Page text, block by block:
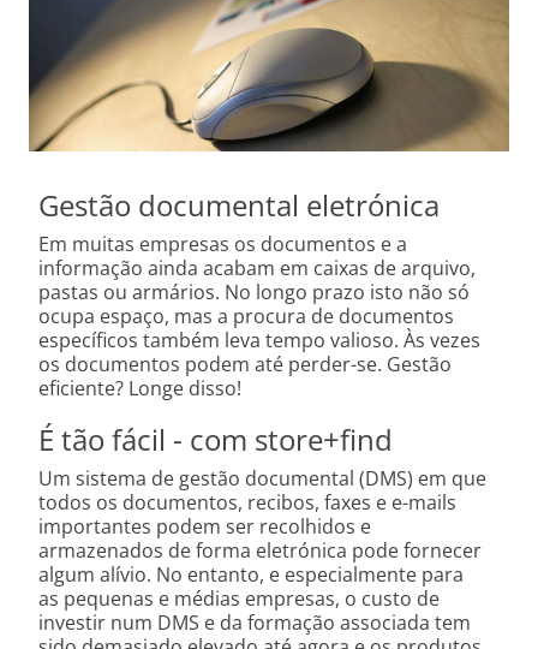
Gestão documental eletrónica
Em muitas empresas os documentos e a
informação ainda acabam em caixas de arquivo,
pastas ou armários. No longo prazo isto não só
ocupa espaço, mas a procura de documentos
específicos também leva tempo valioso. Às vezes
os documentos podem até perder-se. Gestão
eficiente? Longe disso!
É tão fácil - com store+find
Um sistema de gestão documental (DMS) em que
todos os documentos, recibos, faxes e e-mails
importantes podem ser recolhidos e
armazenados de forma eletrónica pode fornecer
algum alívio. No entanto, e especialmente para
as pequenas e médias empresas, o custo de
investir num DMS e da formação associada tem